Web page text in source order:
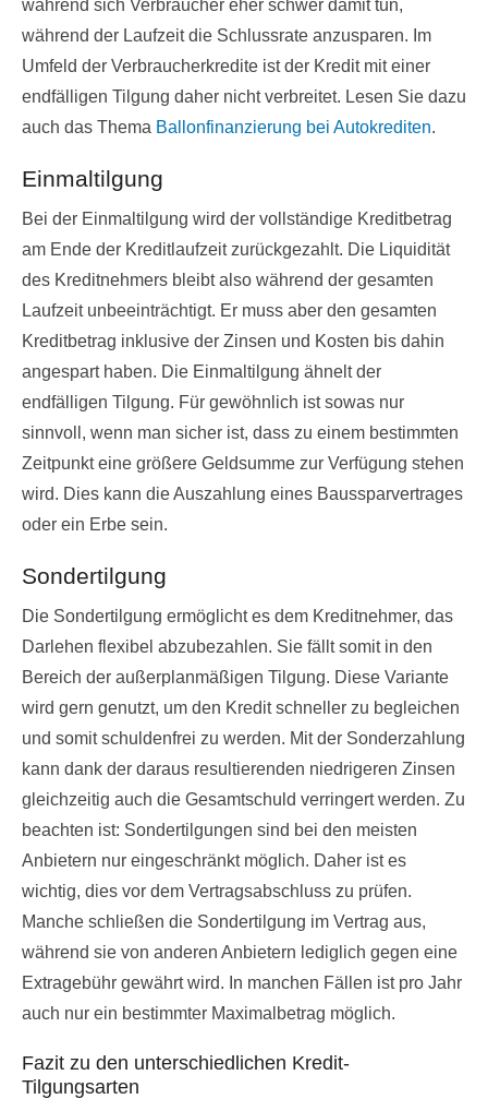
während sich Verbraucher eher schwer damit tun,
während der Laufzeit die Schlussrate anzusparen. Im
Umfeld der Verbraucherkredite ist der Kredit mit einer
endfälligen Tilgung daher nicht verbreitet. Lesen Sie dazu
auch das Thema Ballonfinanzierung bei Autokrediten.
Einmaltilgung
Bei der Einmaltilgung wird der vollständige Kreditbetrag
am Ende der Kreditlaufzeit zurückgezahlt. Die Liquidität
des Kreditnehmers bleibt also während der gesamten
Laufzeit unbeeinträchtigt. Er muss aber den gesamten
Kreditbetrag inklusive der Zinsen und Kosten bis dahin
angespart haben. Die Einmaltilgung ähnelt der
endfälligen Tilgung. Für gewöhnlich ist sowas nur
sinnvoll, wenn man sicher ist, dass zu einem bestimmten
Zeitpunkt eine größere Geldsumme zur Verfügung stehen
wird. Dies kann die Auszahlung eines Baussparvertrages
oder ein Erbe sein.
Sondertilgung
Die Sondertilgung ermöglicht es dem Kreditnehmer, das
Darlehen flexibel abzubezahlen. Sie fällt somit in den
Bereich der außerplanmäßigen Tilgung. Diese Variante
wird gern genutzt, um den Kredit schneller zu begleichen
und somit schuldenfrei zu werden. Mit der Sonderzahlung
kann dank der daraus resultierenden niedrigeren Zinsen
gleichzeitig auch die Gesamtschuld verringert werden. Zu
beachten ist: Sondertilgungen sind bei den meisten
Anbietern nur eingeschränkt möglich. Daher ist es
wichtig, dies vor dem Vertragsabschluss zu prüfen.
Manche schließen die Sondertilgung im Vertrag aus,
während sie von anderen Anbietern lediglich gegen eine
Extragebühr gewährt wird. In manchen Fällen ist pro Jahr
auch nur ein bestimmter Maximalbetrag möglich.
Fazit zu den unterschiedlichen Kredit-
Tilgungsarten